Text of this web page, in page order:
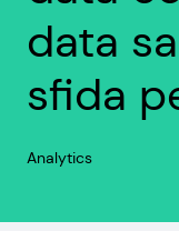
data
sfida
Analytics